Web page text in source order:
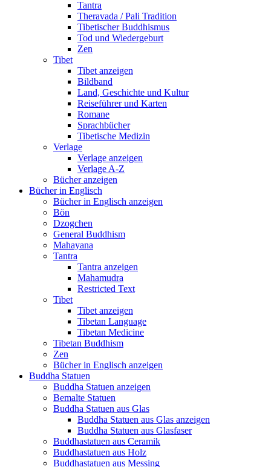
Tantra
Theravada / Pali Tradition
Tibetischer Buddhismus
Tod und Wiedergeburt
Zen
Tibet
Tibet anzeigen
Bildband
Land, Geschichte und Kultur
Reiseführer und Karten
Romane
Sprachbücher
Tibetische Medizin
Verlage
Verlage anzeigen
Verlage A-Z
Bücher anzeigen
Bücher in Englisch
Bücher in Englisch anzeigen
Bön
Dzogchen
General Buddhism
Mahayana
Tantra
Tantra anzeigen
Mahamudra
Restricted Text
Tibet
Tibet anzeigen
Tibetan Language
Tibetan Medicine
Tibetan Buddhism
Zen
Bücher in Englisch anzeigen
Buddha Statuen
Buddha Statuen anzeigen
Bemalte Statuen
Buddha Statuen aus Glas
Buddha Statuen aus Glas anzeigen
Buddha Statuen aus Glasfaser
Buddhastatuen aus Ceramik
Buddhastatuen aus Holz
Buddhastatuen aus Messing